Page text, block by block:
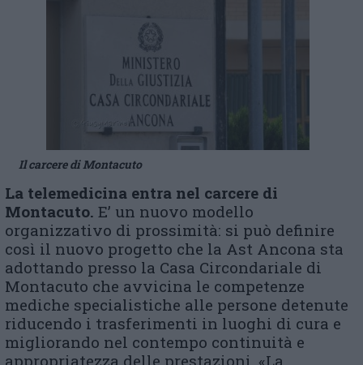
Il carcere di Montacuto
La telemedicina entra nel carcere di
Montacuto. E’ un nuovo modello
organizzativo di prossimità: si può definire
così il nuovo progetto che la Ast Ancona sta
adottando presso la Casa Circondariale di
Montacuto che avvicina le competenze
mediche specialistiche alle persone detenute
riducendo i trasferimenti in luoghi di cura e
migliorando nel contempo continuità e
appropriatezza delle prestazioni. «La